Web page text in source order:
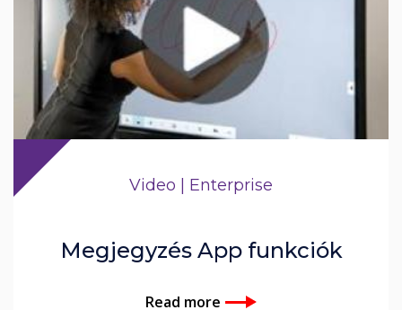
Video | Enterprise
Megjegyzés App funkciók
Read more